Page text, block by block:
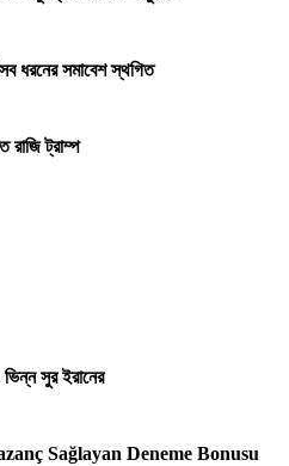
ধরনের সমাবেশ স্থগিত
রাজি ট্রাম্প
সুর ইরানের
Sağlayan Deneme Bonusu